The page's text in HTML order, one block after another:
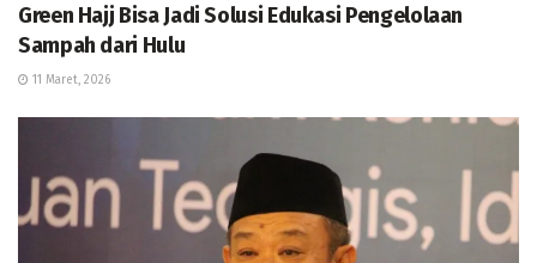
Green Hajj Bisa Jadi Solusi Edukasi Pengelolaan
Sampah dari Hulu
11 Maret, 2026